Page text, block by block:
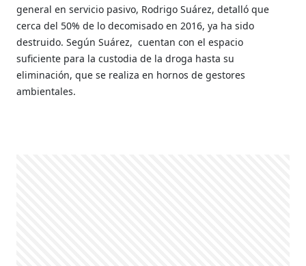
general en servicio pasivo, Rodrigo Suárez, detalló que
cerca del 50% de lo decomisado en 2016, ya ha sido
destruido. Según Suárez, cuentan con el espacio
suficiente para la custodia de la droga hasta su
eliminación, que se realiza en hornos de gestores
ambientales.